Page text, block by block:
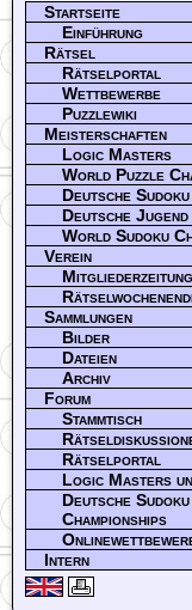
Startseite
Einführung
Rätsel
Rätselportal
Wettbewerbe
Puzzlewiki
Meisterschaften
Logic Masters
World Puzzle
Deutsche
Deutsche
World Sudoku
Verein
Mitgliederzeitung
Sammlungen
Bilder
Dateien
Archiv
Forum
Stammtisch
Rätselportal
Logic Masters
Deutsche
Championships
Intern